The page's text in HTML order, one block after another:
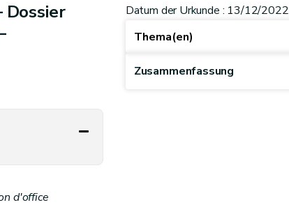
Dossier
d'office
Datum der Urkunde : 13/12/2022
Thema(en)
Zusammenfassung